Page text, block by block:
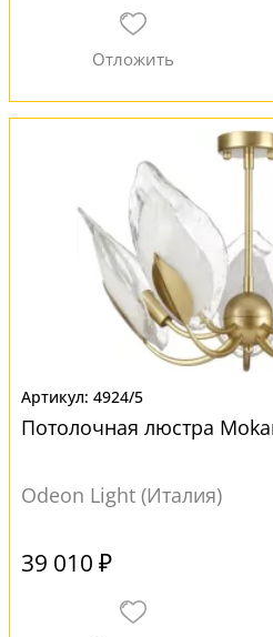
4924/5
Потолочная люстра
Odeon Light (Италия)
39 010 ₽